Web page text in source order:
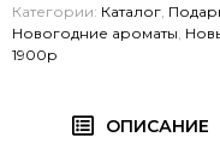
Категории: Каталог
Новогодние ароматы
1900р
ОПИСАНИЕ